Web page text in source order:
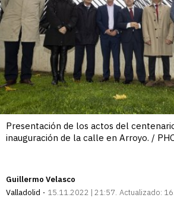
Presentación de los actos del
inauguración de la calle en Arroyo. /
Guillermo Velasco
Valladolid
15.11.2022 | 21:57 Actualizado: